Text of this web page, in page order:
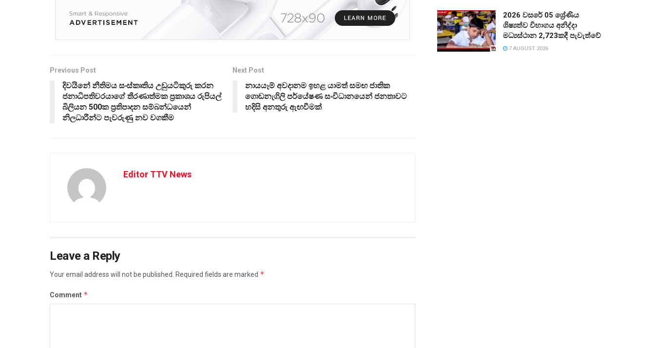
Previous Post
දිවයිනේ නීතිමය සංස්කෘතිය උඩුයටිකුරු කරන
ජනාධිපතිවරයාගේ තීරණාත්මක ප්‍රකාශය රුපියල්
බිලියන 500ක ප්‍රතිපාදන සම්බන්ධයෙන්
නිලධාරීන්ට පැවරුණු නව වගකීම
Next Post
නායයෑම් අවදානම ඉහළ යාමත් සමඟ ජාතික
ගොඩනැගිලි පර්යේෂණ සංවිධානයෙන් ජනතාවට
හදිසි අනතුරු ඇඟවීමක්
Editor TTV News
Leave a Reply
Your email address will not be published. Required fields are marked *
Comment *
2026 වසරේ 05 ශ්‍රේණිය
ශිෂ්‍යත්ව විභාගය අනිද්දා
මධ්‍යස්ථාන 2,723කදී පැවැත්වේ
7 AUGUST 2026